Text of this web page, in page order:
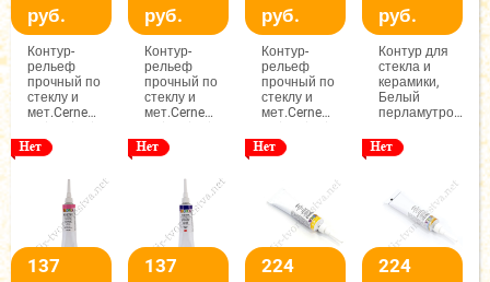
руб.
Контур-
рельеф
прочный по
стеклу и
мет.Cerne
20мл
ПРОЗРАЧНЫЙ
руб.
Контур-
рельеф
прочный по
стеклу и
мет.Cerne
20мл
СЕРЕБРО
руб.
Контур-
рельеф
прочный по
стеклу и
мет.Cerne
20мл
ГЛИТТЕР В
руб.
Контур для
стекла и
керамики,
Белый
перламутровый,
137
137
224
224